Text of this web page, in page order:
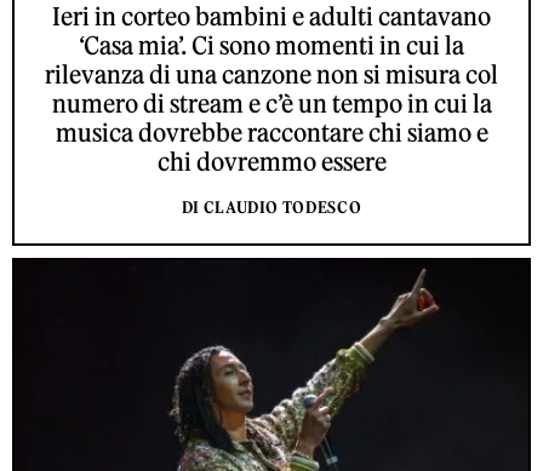
Ieri in corteo bambini e adulti cantavano
‘Casa mia’. Ci sono momenti in cui la
rilevanza di una canzone non si misura col
numero di stream e c’è un tempo in cui la
musica dovrebbe raccontare chi siamo e
chi dovremmo essere
DI CLAUDIO TODESCO